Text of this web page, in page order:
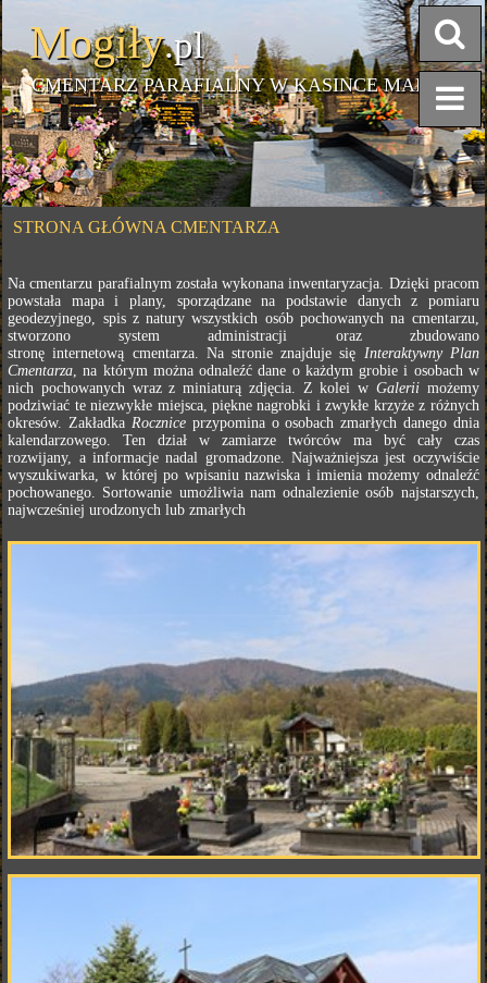
Mogiły.pl
CMENTARZ PARAFIALNY W KASINCE MAŁEJ
STRONA GŁÓWNA CMENTARZA
Na cmentarzu parafialnym została wykonana inwentaryzacja. Dzięki pracom
powstała mapa i plany, sporządzane na podstawie danych z pomiaru
geodezyjnego, spis z natury wszystkich osób pochowanych na cmentarzu,
stworzono system administracji oraz zbudowano
stronę internetową cmentarza. Na stronie znajduje się Interaktywny Plan
Cmentarza, na którym można odnaleźć dane o każdym grobie i osobach w
nich pochowanych wraz z miniaturą zdjęcia. Z kolei w Galerii możemy
podziwiać te niezwykłe miejsca, piękne nagrobki i zwykłe krzyże z różnych
okresów. Zakładka Roczniceprzypomina o osobach zmarłych danego dnia
kalendarzowego. Ten dział w zamiarze twórców ma być cały czas
rozwijany, a informacje nadal gromadzone. Najważniejsza jest oczywiście
wyszukiwarka, w której po wpisaniu nazwiska i imienia możemy odnaleźć
pochowanego. Sortowanie umożliwia nam odnalezienie osób najstarszych,
najwcześniej urodzonych lub zmarłych